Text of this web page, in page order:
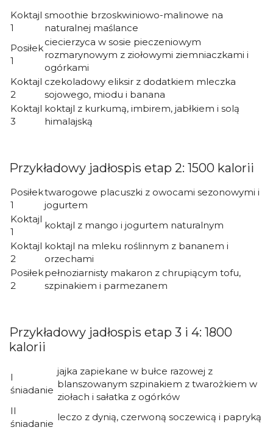
Koktajl
1
smoothie brzoskwiniowo-malinowe na
naturalnej maślance
Posiłek
1
ciecierzyca w sosie pieczeniowym
rozmarynowym z ziołowymi ziemniaczkami i
ogórkami
Koktajl
2
czekoladowy eliksir z dodatkiem mleczka
sojowego, miodu i banana
Koktajl
3
koktajl z kurkumą, imbirem, jabłkiem i solą
himalajską
Przykładowy jadłospis etap 2: 1500 kalorii
Posiłek
1
twarogowe placuszki z owocami sezonowymi i
jogurtem
Koktajl
1
koktajl z mango i jogurtem naturalnym
Koktajl
2
koktajl na mleku roślinnym z bananem i
orzechami
Posiłek
2
pełnoziarnisty makaron z chrupiącym tofu,
szpinakiem i parmezanem
Przykładowy jadłospis etap 3 i 4: 1800
kalorii
I
śniadanie
jajka zapiekane w bułce razowej z
blanszowanym szpinakiem z twarożkiem w
ziołach i sałatka z ogórków
II
śniadanie
leczo z dynią, czerwoną soczewicą i papryką